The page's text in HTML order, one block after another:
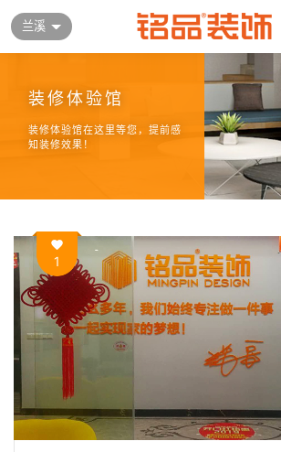
兰溪
装修体验馆
装修体验馆在这里等您，提前感
知装修效果！
1